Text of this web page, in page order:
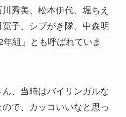
秀美、松本伊代、堀ちえ
子、シブがき隊、中森明
組」とも呼ばれていま
、当時はバイリンガルな
で、カッコいいなと思っ